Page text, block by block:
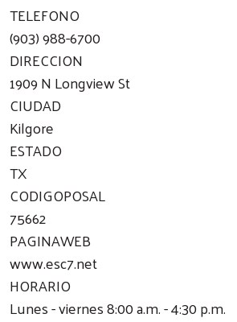
TELEFONO
(903) 988-6700
DIRECCION
1909 N Longview St
CIUDAD
Kilgore
ESTADO
TX
CODIGOPOSAL
75662
PAGINAWEB
www.esc7.net
HORARIO
Lunes - viernes 8:00 a.m. - 4:30 p.m.